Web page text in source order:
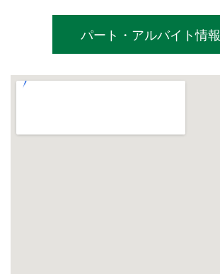
パート・アルバイト情報